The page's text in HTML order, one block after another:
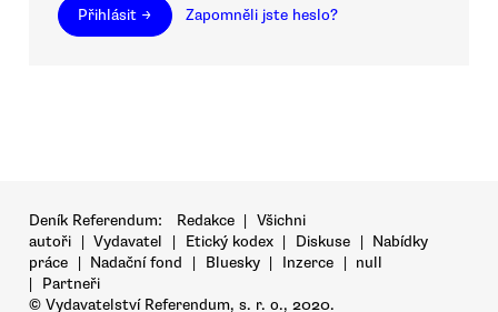
Přihlásit → Zapomněli jste heslo?
Deník Referendum: Redakce | Všichni
autoři | Vydavatel | Etický kodex | Diskuse | Nabídky
práce | Nadační fond | Bluesky | Inzerce | null
|
Partneři
© Vydavatelství Referendum, s. r. o., 2020.